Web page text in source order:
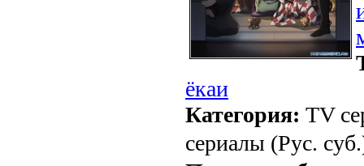
ёкаи
Категория: TV
сериалы (Рус.